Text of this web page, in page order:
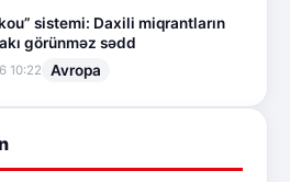
sistemi: Daxili miqrantların
görünməz sədd
10:22 Avropa